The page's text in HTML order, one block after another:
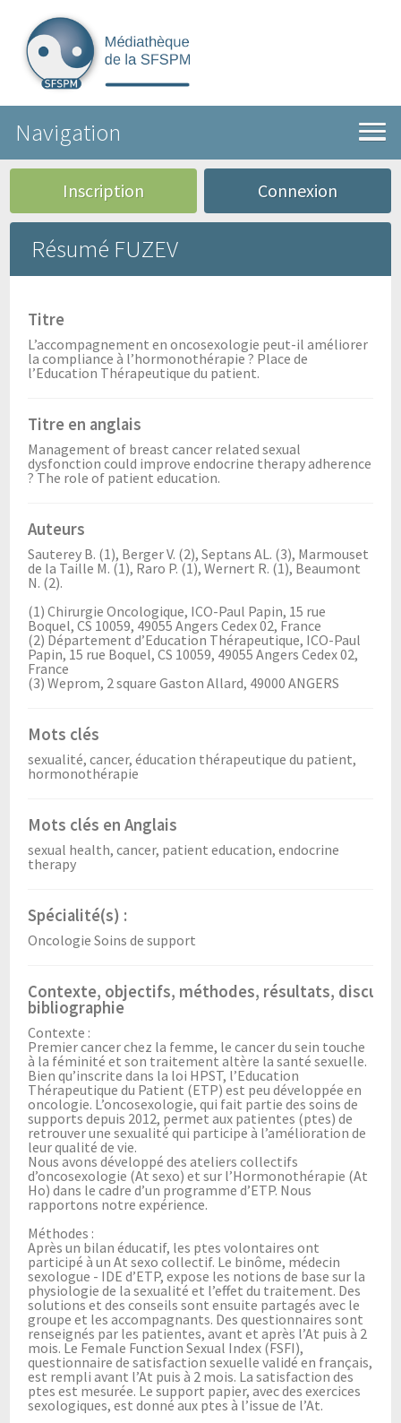
Navigation
Inscription Connexion
Résumé FUZEV
Titre
L’accompagnement en oncosexologie peut-il améliorer
la compliance à l’hormonothérapie ? Place de
l’Education Thérapeutique du patient.
Titre en anglais
Management of breast cancer related sexual
dysfonction could improve endocrine therapy adherence
? The role of patient education.
Auteurs
Sauterey B. (1), Berger V. (2), Septans AL. (3), Marmouset
de la Taille M. (1), Raro P. (1), Wernert R. (1), Beaumont
N. (2).
(1) Chirurgie Oncologique, ICO-Paul Papin, 15 rue
Boquel, CS 10059, 49055 Angers Cedex 02, France
(2) Département d’Education Thérapeutique, ICO-Paul
Papin, 15 rue Boquel, CS 10059, 49055 Angers Cedex 02,
France
(3) Weprom, 2 square Gaston Allard, 49000 ANGERS
Mots clés
sexualité, cancer, éducation thérapeutique du patient,
hormonothérapie
Mots clés en Anglais
sexual health, cancer, patient education, endocrine
therapy
Spécialité(s) :
Oncologie Soins de support
Contexte, objectifs, méthodes, résultats,
bibliographie
Contexte :
Premier cancer chez la femme, le cancer du sein touche
à la féminité et son traitement altère la santé sexuelle.
Bien qu’inscrite dans la loi HPST, l’Education
Thérapeutique du Patient (ETP) est peu développée en
oncologie. L’oncosexologie, qui fait partie des soins de
supports depuis 2012, permet aux patientes (ptes) de
retrouver une sexualité qui participe à l’amélioration de
leur qualité de vie.
Nous avons développé des ateliers collectifs
d’oncosexologie (At sexo) et sur l’Hormonothérapie (At
Ho) dans le cadre d’un programme d’ETP. Nous
rapportons notre expérience.
Méthodes :
Après un bilan éducatif, les ptes volontaires ont
participé à un At sexo collectif. Le binôme, médecin
sexologue - IDE d’ETP, expose les notions de base sur la
physiologie de la sexualité et l’effet du traitement. Des
solutions et des conseils sont ensuite partagés avec le
groupe et les accompagnants. Des questionnaires sont
renseignés par les patientes, avant et après l’At puis à 2
mois. Le Female Function Sexual Index (FSFI),
questionnaire de satisfaction sexuelle validé en français,
est rempli avant l’At puis à 2 mois. La satisfaction des
ptes est mesurée. Le support papier, avec des exercices
sexologiques, est donné aux ptes à l’issue de l’At.